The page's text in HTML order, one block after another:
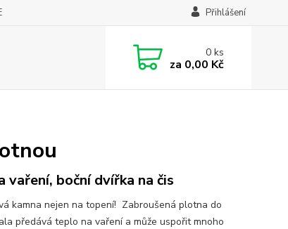
Přihlášení
0ks
za 0,00 Kč
vaření, boční dvířka na čis
kamna nejen na topení! Zabroušená plotna do
předává teplo na vaření a může uspořit mnoho